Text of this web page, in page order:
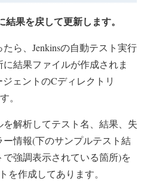
果を戻して更新します。
ら、Jenkinsの自動テスト実行
結果ファイルが作成されま
ェントのCディレクトリ
。
解析してテスト名、結果、失
情報(下のサンプルテスト結
強調表示されている箇所)を
を作成してあります。